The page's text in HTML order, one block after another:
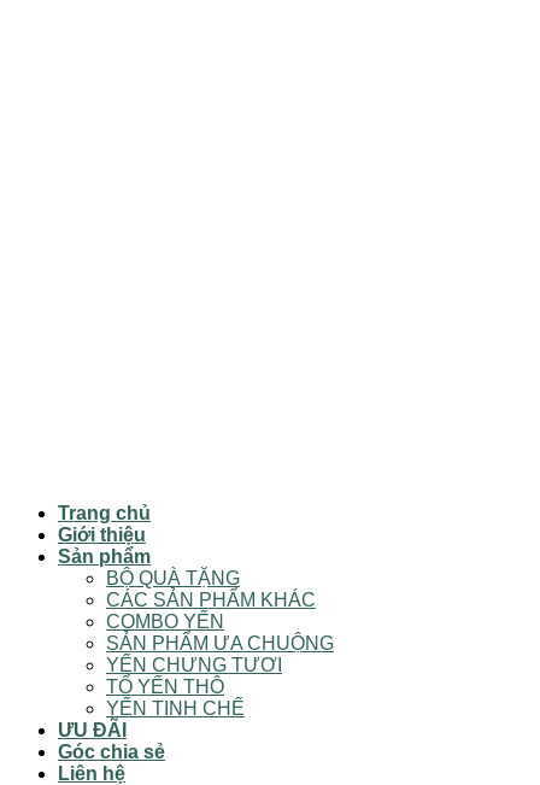
Trang chủ
Giới thiệu
Sản phẩm
BỘ QUÀ TẶNG
CÁC SẢN PHẨM KHÁC
COMBO YẾN
SẢN PHẨM ƯA CHUỘNG
YẾN CHƯNG TƯƠI
TỔ YẾN THÔ
YẾN TINH CHẾ
ƯU ĐÃI
Góc chia sẻ
Liên hệ